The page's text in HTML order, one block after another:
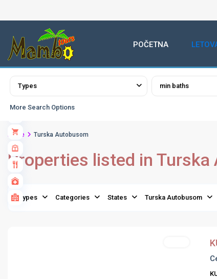
POČETNA
Advanced Search
Types min baths
More Search Options
Home Turska Autobusom
Properties listed in Turska
Types Categories States Turska Autobusom